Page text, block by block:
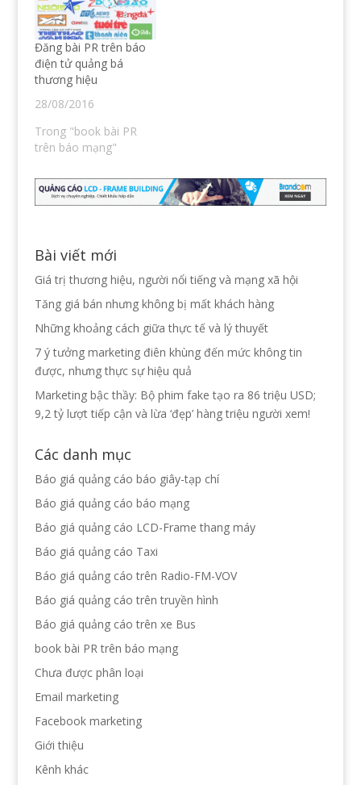
e
w
w
i
n
d
o
w
)
i
n
d
o
w
)
o
w
)
Đăng bài PR trên báo
điện tử quảng bá
thương hiệu
28/08/2016
Trong "book bài PR
trên báo mạng"
Bài viết mới
Giá trị thương hiệu, người nổi tiếng và mạng xã hội
Tăng giá bán nhưng không bị mất khách hàng
Những khoảng cách giữa thực tế và lý thuyết
7 ý tưởng marketing điên khùng đến mức không tin
được, nhưng thực sự hiệu quả
Marketing bậc thầy: Bộ phim fake tạo ra 86 triệu USD;
9,2 tỷ lượt tiếp cận và lừa ‘đẹp’ hàng triệu người xem!
Các danh mục
Báo giá quảng cáo báo giây-tạp chí
Báo giá quảng cáo báo mạng
Báo giá quảng cáo LCD-Frame thang máy
Báo giá quảng cáo Taxi
Báo giá quảng cáo trên Radio-FM-VOV
Báo giá quảng cáo trên truyền hình
Báo giá quảng cáo trên xe Bus
book bài PR trên báo mạng
Chưa được phân loại
Email marketing
Facebook marketing
Giới thiệu
Kênh khác